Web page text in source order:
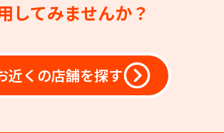
してみませんか？
近くの店舗を探す